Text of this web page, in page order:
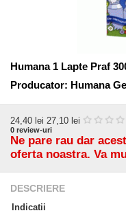
Humana 1 Lapte Praf
Producator: Humana
24,40 lei 27,10 lei
0 review-uri
Ne pare rau dar
oferta noastra. Va
DESCRIERE
Indicatii